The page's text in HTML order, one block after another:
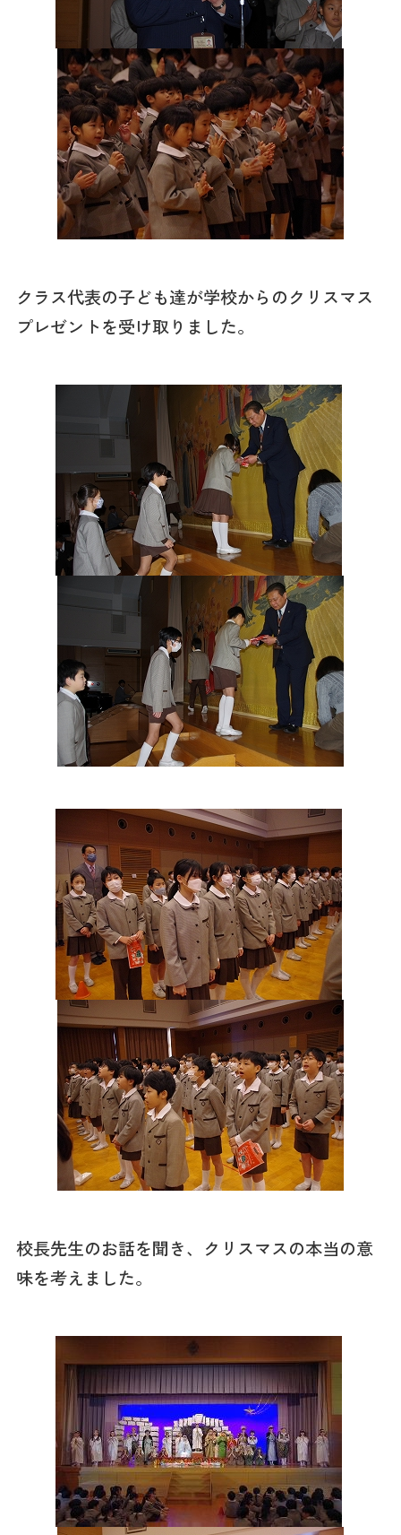
クラス代表の子ども達が学校からのクリスマス
プレゼントを受け取りました。
校長先生のお話を聞き、クリスマスの本当の意
味を考えました。